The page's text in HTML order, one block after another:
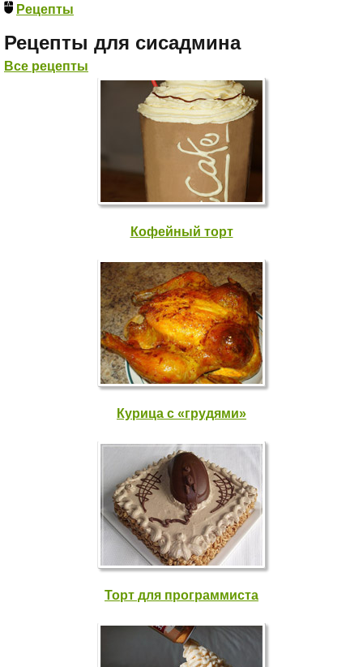
Рецепты
Рецепты для сисадмина
Все рецепты
Кофейный торт
Курица с «грудями»
Торт для программиста